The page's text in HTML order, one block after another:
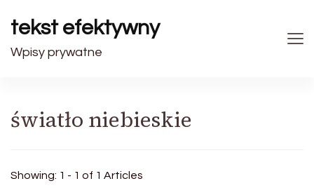
tekst efektywny
Wpisy prywatne
światło niebieskie
Showing: 1 - 1 of 1 Articles